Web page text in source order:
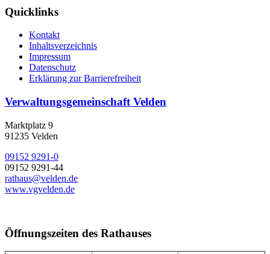
Quicklinks
Kontakt
Inhaltsverzeichnis
Impressum
Datenschutz
Erklärung zur Barrierefreiheit
Verwaltungsgemeinschaft Velden
Marktplatz 9
91235 Velden
09152 9291-0
09152 9291-44
rathaus@velden.de
www.vgvelden.de
Öffnungszeiten des Rathauses